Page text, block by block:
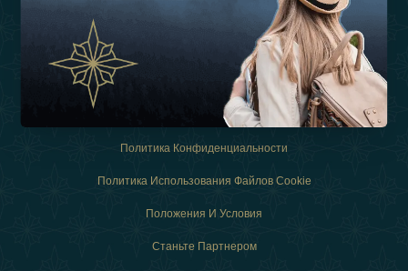
Связаться
Политика Конфиденциальности
Политика Использования Файлов Cookie
Положения И Условия
Станьте Партнером